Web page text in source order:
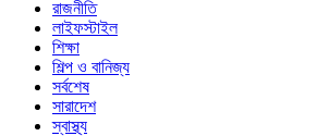
রাজনীতি
লাইফস্টাইল
শিক্ষা
শিল্প ও বানিজ্য
সর্বশেষ
সারাদেশ
স্বাস্থ্য